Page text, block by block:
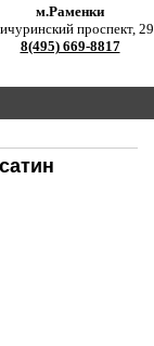
м.Раменки
проспект, 29
8(495) 669-8817